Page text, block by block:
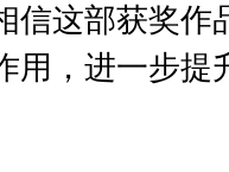
信这部获奖作
用，进一步提